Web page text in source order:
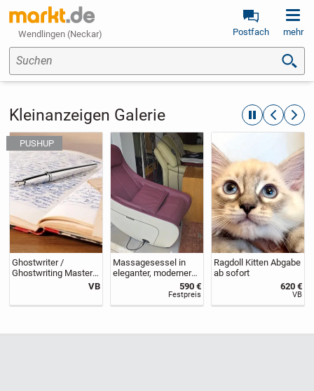
Wendlingen (Neckar) Postfach mehr
Suchen
Kleinanzeigen Galerie automatische
Ghostwriter /
Ghostwriting Master
VB
Massagesessel in
eleganter, moderner
Form, neuwertig, da
Serienrippenbruch für
590 €
Festpreis
Ragdoll Kitten Abgabe
ab sofort
620 €
VB